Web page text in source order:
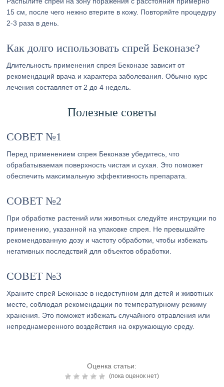
15 см, после чего нежно втерите в кожу. Повторяйте процедуру
2-3 раза в день.
Как долго использовать спрей Беконазе?
Длительность применения спрея Беконазе зависит от
рекомендаций врача и характера заболевания. Обычно курс
лечения составляет от 2 до 4 недель.
Полезные советы
СОВЕТ №1
Перед применением спрея Беконазе убедитесь, что
обрабатываемая поверхность чистая и сухая. Это поможет
обеспечить максимальную эффективность препарата.
СОВЕТ №2
При обработке растений или животных следуйте инструкции по
применению, указанной на упаковке спрея. Не превышайте
рекомендованную дозу и частоту обработки, чтобы избежать
негативных последствий для объектов обработки.
СОВЕТ №3
Храните спрей Беконазе в недоступном для детей и животных
месте, соблюдая рекомендации по температурному режиму
хранения. Это поможет избежать случайного отравления или
непреднамеренного воздействия на окружающую среду.
Оценка статьи:
(пока оценок нет)